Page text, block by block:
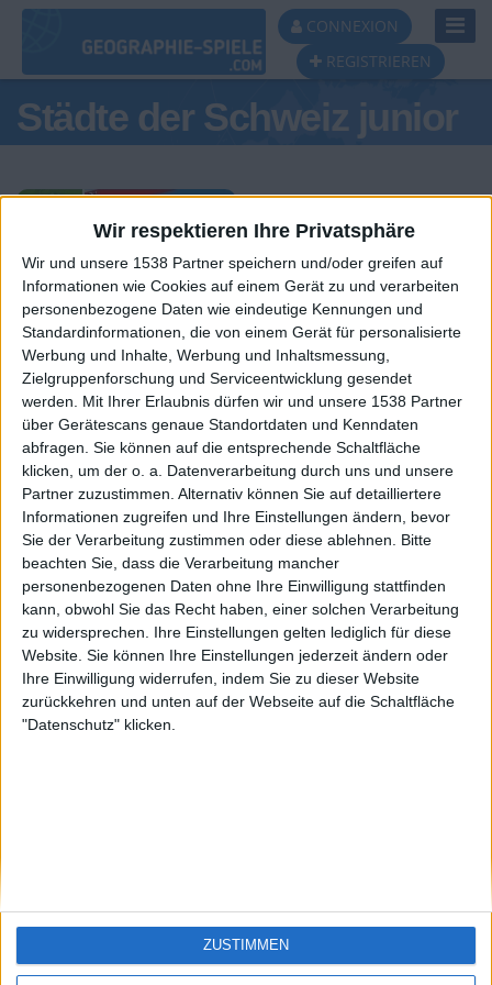
Wir respektieren Ihre Privatsphäre
Wir und unsere 1538 Partner speichern und/oder greifen auf
Informationen wie Cookies auf einem Gerät zu und verarbeiten
personenbezogene Daten wie eindeutige Kennungen und
Standardinformationen, die von einem Gerät für personalisierte
Werbung und Inhalte, Werbung und Inhaltsmessung,
Zielgruppenforschung und Serviceentwicklung gesendet
werden. Mit Ihrer Erlaubnis dürfen wir und unsere 1538 Partner
über Gerätescans genaue Standortdaten und Kenndaten
abfragen. Sie können auf die entsprechende Schaltfläche
klicken, um der o. a. Datenverarbeitung durch uns und unsere
Partner zuzustimmen. Alternativ können Sie auf detailliertere
Informationen zugreifen und Ihre Einstellungen ändern, bevor
Sie der Verarbeitung zustimmen oder diese ablehnen. Bitte
beachten Sie, dass die Verarbeitung mancher
personenbezogenen Daten ohne Ihre Einwilligung stattfinden
kann, obwohl Sie das Recht haben, einer solchen Verarbeitung
zu widersprechen. Ihre Einstellungen gelten lediglich für diese
Website. Sie können Ihre Einstellungen jederzeit ändern oder
Ihre Einwilligung widerrufen, indem Sie zu dieser Website
zurückkehren und unten auf der Webseite auf die Schaltfläche
"Datenschutz" klicken.
ZUSTIMMEN
CONNEXION
REGISTRIEREN
Städte der Schweiz junior
Tagespodest
#1
Funny1
#2
Santiago-de-
Cuba
Si vous êtes francophone, vous devriez allerici
🇺🇸 We noticed you’re visiting
from an English-speaking
country
Join our American version now and be
among the firsts to submit your score
on our leaderboards!
Let's visit GeoHeroes.com!